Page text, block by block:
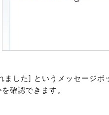
ました] というメッセージ
確認できます。